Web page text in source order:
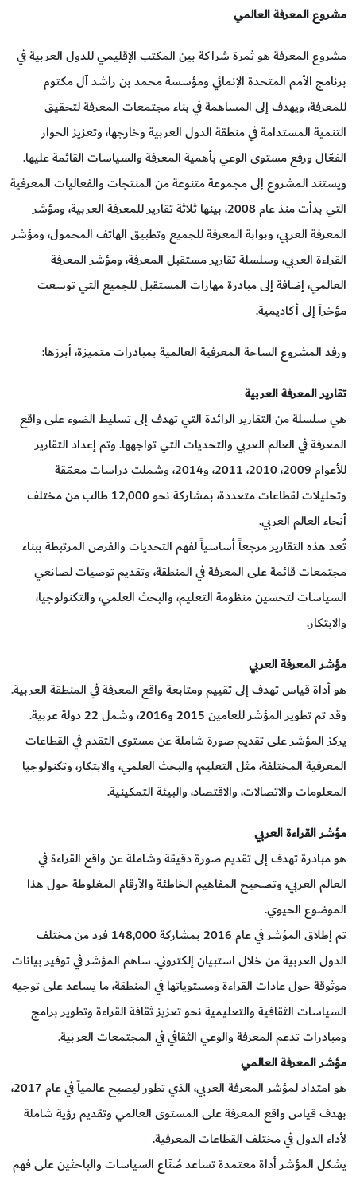
مشروع المعرفة العالمي
مشروع المعرفة هو ثمرة شراكة بين المكتب الإقليمي للدول العربية في
برنامج الأمم المتحدة الإنمائي ومؤسسة محمد بن راشد آل مكتوم
للمعرفة، ويهدف إلى المساهمة في بناء مجتمعات المعرفة لتحقيق
التنمية المستدامة في منطقة الدول العربية وخارجها، وتعزيز الحوار
الفعّال ورفع مستوى الوعي بأهمية المعرفة والسياسات القائمة عليها.
ويستند المشروع إلى مجموعة متنوعة من المنتجات والفعاليات المعرفية
التي بدأت منذ عام 2008، بينها ثلاثة تقارير للمعرفة العربية، ومؤشر
المعرفة العربي، وبوابة المعرفة للجميع وتطبيق الهاتف المحمول، ومؤشر
القراءة العربي، وسلسلة تقارير مستقبل المعرفة، ومؤشر المعرفة
العالمي، إضافة إلى مبادرة مهارات المستقبل للجميع التي توسعت
مؤخراً إلى أكاديمية.
ورفد المشروع الساحة المعرفية العالمية بمبادرات متميزة، أبرزها:
تقارير المعرفة العربية
هي سلسلة من التقارير الرائدة التي تهدف إلى تسليط الضوء على واقع
المعرفة في العالم العربي والتحديات التي تواجهها. وتم إعداد التقارير
للأعوام 2009، 2010، 2011، و2014، وشملت دراسات معمّقة
وتحليلات لقطاعات متعددة، بمشاركة نحو 12,000 طالب من مختلف
أنحاء العالم العربي.
تُعد هذه التقارير مرجعاً أساسياً لفهم التحديات والفرص المرتبطة ببناء
مجتمعات قائمة على المعرفة في المنطقة، وتقديم توصيات لصانعي
السياسات لتحسين منظومة التعليم، والبحث العلمي، والتكنولوجيا،
والابتكار.
مؤشر المعرفة العربي
هو أداة قياس تهدف إلى تقييم ومتابعة واقع المعرفة في المنطقة العربية.
وقد تم تطوير المؤشر للعامين 2015 و2016، وشمل 22 دولة عربية.
يركز المؤشر على تقديم صورة شاملة عن مستوى التقدم في القطاعات
المعرفية المختلفة، مثل التعليم، والبحث العلمي، والابتكار، وتكنولوجيا
المعلومات والاتصالات، والاقتصاد، والبيئة التمكينية.
مؤشر القراءة العربي
هو مبادرة تهدف إلى تقديم صورة دقيقة وشاملة عن واقع القراءة في
العالم العربي، وتصحيح المفاهيم الخاطئة والأرقام المغلوطة حول هذا
الموضوع الحيوي.
تم إطلاق المؤشر في عام 2016 بمشاركة 148,000 فرد من مختلف
الدول العربية من خلال استبيان إلكتروني. ساهم المؤشر في توفير بيانات
موثوقة حول عادات القراءة ومستوياتها في المنطقة، ما يساعد على توجيه
السياسات الثقافية والتعليمية نحو تعزيز ثقافة القراءة وتطوير برامج
ومبادرات تدعم المعرفة والوعي الثقافي في المجتمعات العربية.
مؤشر المعرفة العالمي
هو امتداد لمؤشر المعرفة العربي، الذي تطور ليصبح عالمياً في عام 2017،
بهدف قياس واقع المعرفة على المستوى العالمي وتقديم رؤية شاملة
لأداء الدول في مختلف القطاعات المعرفية.
يشكل المؤشر أداة معتمدة تساعد صُنّاع السياسات والباحثين على فهم